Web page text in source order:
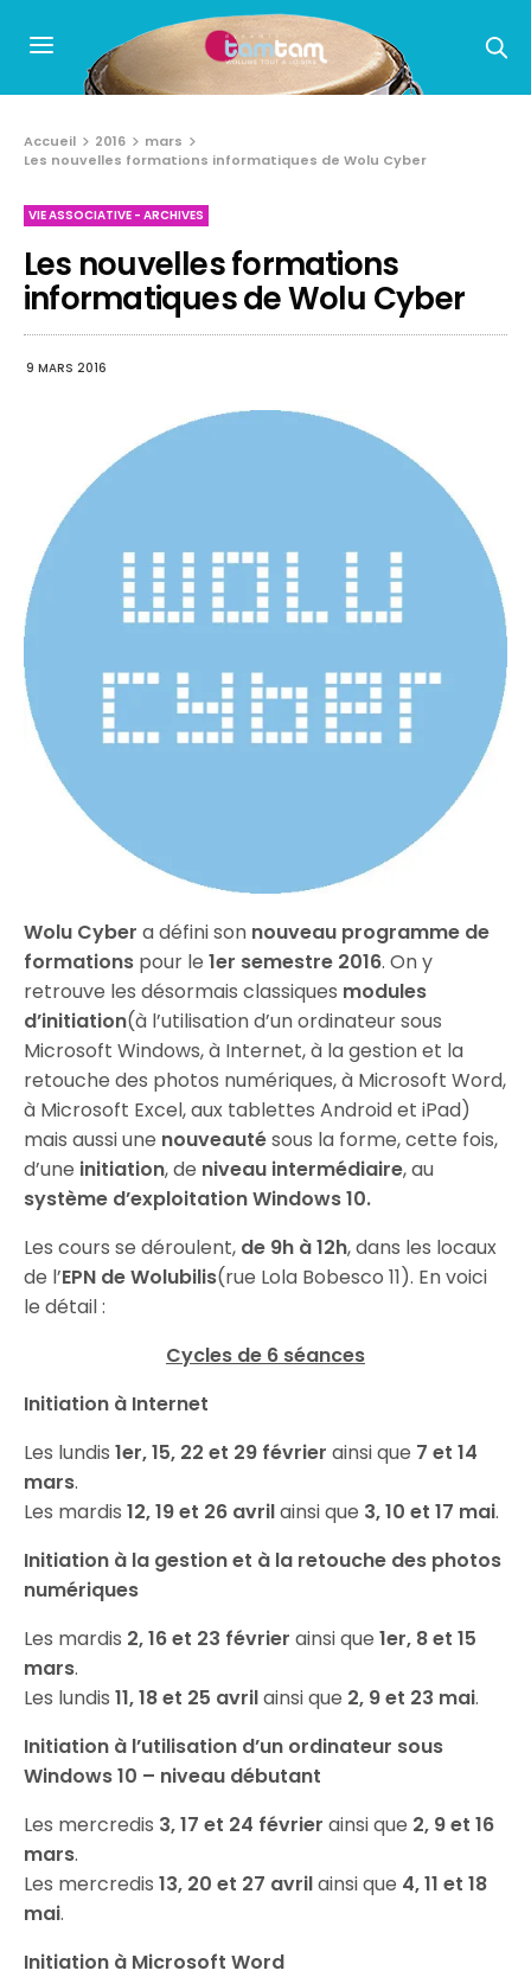
Accueil 2016
mars
Les nouvelles formations informatiques de Wolu Cyber
VIE ASSOCIATIVE - ARCHIVES
Les nouvelles formations
informatiques de Wolu Cyber
9 MARS 2016
Wolu Cyber a défini son nouveau programme de
formations pour le1er semestre 2016. On y
retrouve les désormais classiques modules
d’initiation(à l’utilisation d’un ordinateur sous
Microsoft Windows, à Internet, à la gestion et la
retouche des photos numériques, à Microsoft Word,
à Microsoft Excel, aux tablettes Android et iPad)
mais aussi une nouveautésous la forme, cette fois,
d’une initiation, de niveau intermédiaire, au
système d’exploitation Windows 10.
Les cours se déroulent, de 9h à 12h, dans les locaux
de l’EPN de Wolubilis(rue Lola Bobesco 11). En voici
le détail :
Cycles de 6 séances
Initiation à Internet
Les lundis1er, 15, 22 et 29 février ainsi que 7 et 14
mars.
Les mardis12, 19 et 26 avrilainsi que 3, 10 et 17 mai.
Initiation à la gestion et à la retouche des photos
numériques
Les mardis 2, 16 et 23 février ainsi que1er, 8 et 15
mars.
Les lundis11, 18 et 25 avrilainsi que 2, 9 et 23 mai.
Initiation à l’utilisation d’un ordinateur sous
Windows 10 – niveau débutant
Les mercredis 3, 17 et 24 février ainsi que 2, 9 et 16
mars.
Les mercredis13, 20 et 27 avrilainsi que 4, 11 et 18
mai.
Initiation à Microsoft Word